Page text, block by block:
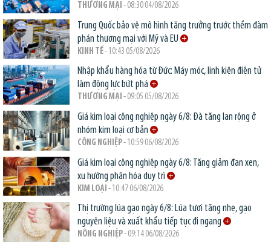
THƯƠNG MẠI - 08:30 04/08/2026
Trung Quốc bảo vệ mô hình tăng trưởng trước thềm đàm
phán thương mại với Mỹ và EU
KINH TẾ- 10:43 05/08/2026
Nhập khẩu hàng hóa từ Đức: Máy móc, linh kiện điện tử
làm động lực bứt phá
THƯƠNG MẠI - 09:05 05/08/2026
Giá kim loại công nghiệp ngày 6/8: Đà tăng lan rộng ở
nhóm kim loại cơ bản
CÔNG NGHIỆP- 10:59 06/08/2026
Giá kim loại công nghiệp ngày 6/8: Tăng giảm đan xen,
xu hướng phân hóa duy trì
KIM LOẠI - 10:47 06/08/2026
Thị trường lúa gạo ngày 6/8: Lúa tươi tăng nhẹ, gạo
nguyên liệu và xuất khẩu tiếp tục đi ngang
NÔNG NGHIỆP- 09:14 06/08/2026